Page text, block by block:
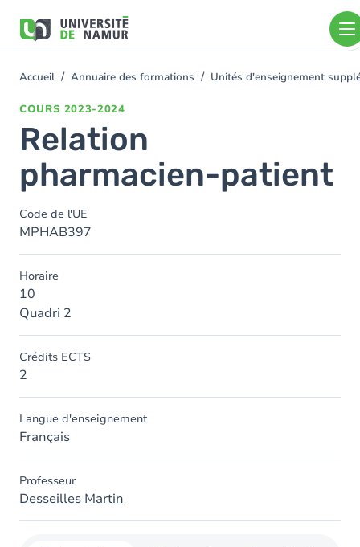
contenu
You
Accueil Annuaire des formations Unités d'enseignement
COURS 2023-2024
Relation
pharmacien-patient
Code de l'UE
MPHAB397
Horaire
10
Quadri 2
Crédits ECTS
2
Langue d'enseignement
Français
Professeur
Desseilles Martin